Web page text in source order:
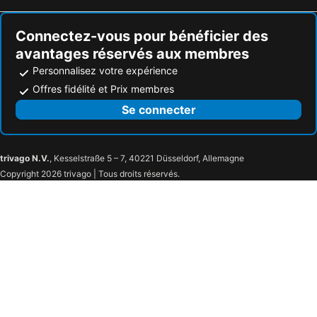
Connectez-vous pour bénéficier des
avantages réservés aux membres
Personnalisez votre expérience
Offres fidélité et Prix membres
Se connecter
trivago N.V., Kesselstraße 5 – 7, 40221 Düsseldorf, Allemagne
Copyright 2026 trivago | Tous droits réservés.